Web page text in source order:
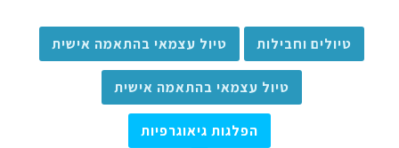
טיולים וחבילות טיול עצמאי בהתאמה אישית
טיול עצמאי בהתאמה אישית
הפלגות גיאוגרפיות